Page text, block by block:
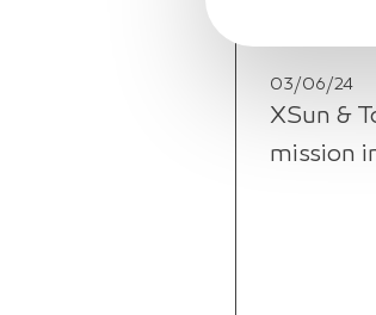
03/06/24
XSun &
mission